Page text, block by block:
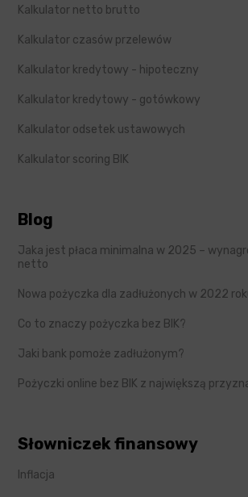
Kalkulator netto brutto
Kalkulator czasów przelewów
Kalkulator kredytowy - hipoteczny
Kalkulator kredytowy - gotówkowy
Kalkulator odsetek ustawowych
Kalkulator scoring BIK
Blog
Jaka jest płaca minimalna w 2025 –
netto
Nowa pożyczka dla zadłużonych w 2022
Co to znaczy pożyczka bez BIK?
Jaki bank pomoże zadłużonym?
Pożyczki online bez BIK z największą
Słowniczek finansowy
Inflacja